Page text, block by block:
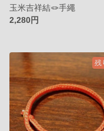
玉米吉祥結🪢手繩
2,280円
残